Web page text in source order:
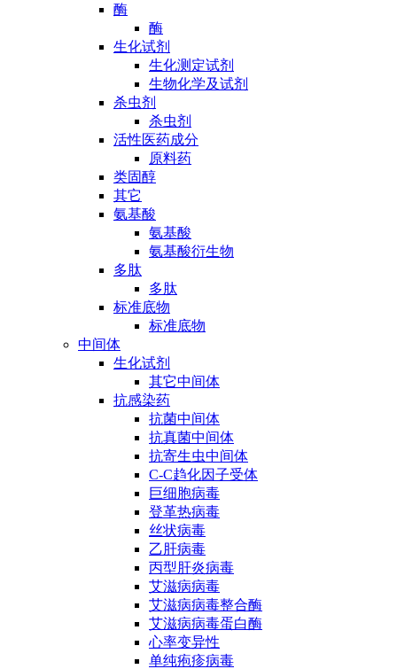
酶
酶
生化试剂
生化测定试剂
生物化学及试剂
杀虫剂
杀虫剂
活性医药成分
原料药
类固醇
其它
氨基酸
氨基酸
氨基酸衍生物
多肽
多肽
标准底物
标准底物
中间体
生化试剂
其它中间体
抗感染药
抗菌中间体
抗真菌中间体
抗寄生虫中间体
C-C趋化因子受体
巨细胞病毒
登革热病毒
丝状病毒
乙肝病毒
丙型肝炎病毒
艾滋病病毒
艾滋病病毒整合酶
艾滋病病毒蛋白酶
心率变异性
单纯疱疹病毒